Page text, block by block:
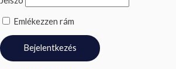
Emlékezzen rám